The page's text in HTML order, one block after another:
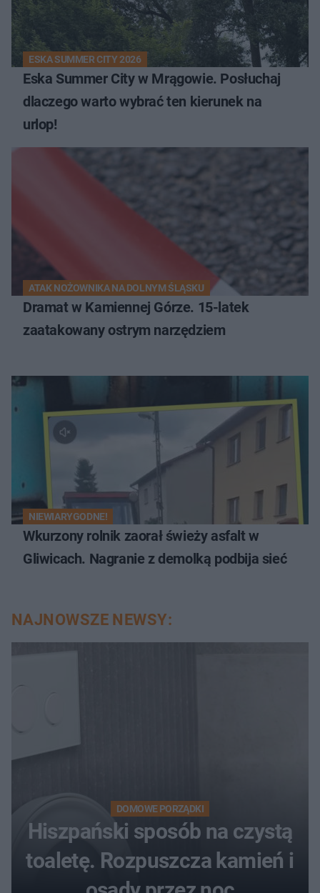
ESKA SUMMER CITY 2026
Eska Summer City w Mrągowie. Posłuchaj
dlaczego warto wybrać ten kierunek na
urlop!
ATAK NOŻOWNIKA NA DOLNYM ŚLĄSKU
Dramat w Kamiennej Górze. 15-latek
zaatakowany ostrym narzędziem
NIEWIARYGODNE!
Wkurzony rolnik zaorał świeży asfalt w
Gliwicach. Nagranie z demolką podbija sieć
NAJNOWSZE NEWSY:
DOMOWE PORZĄDKI
Hiszpański sposób na czystą
toaletę. Rozpuszcza kamień i